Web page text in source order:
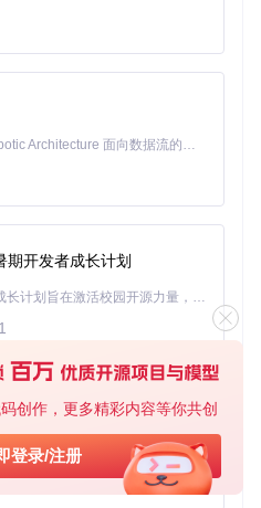
创作，更多精彩内容等你共创
登录/注册
DORA (Dataflow-Oriented Robotic Architecture 面向数据流的机器人架构) 是为 AI 与具身智能机器人打造的高性能开发框架，以数据流范式重构开发逻辑，原生支持分布式部署与端边云协同 —— 无需复杂适配，即可实现一体端到端具身大小脑、VLA等模型部署，无缝衔接感知、推理、控制全链路，让 AI 能力与机器人动作深度融合。 依托 Rust 内核与零拷贝通信技术，它将具身大小脑、VLA等模型推理、多模态数据融合延迟压缩至微秒级，同时兼容 ROS2 生态与国产 AI 芯片，彻底降低具身智能机器人的开发门槛，让分布式部署下的 AI 赋能创新更高效、更灵活。
期开发者成长计划
「源启盛夏」暑期校园开发者成长计划旨在激活校园开源力量，通过积分激励、认证扶持、资源倾斜等形式，引导高校组织和开发者完成「入驻 — 建项目 — 做贡献 — 获认证 — 得资源」的完整闭环。无论你是想带领社团入驻平台的组织者，还是希望用代码贡献证明自己的开发者，都能在这里找到属于你的成长路径。
1
基于Python的Xiaozhi AI，适用于想要完整Xiaozhi体验而无需拥有专用硬件的用户。